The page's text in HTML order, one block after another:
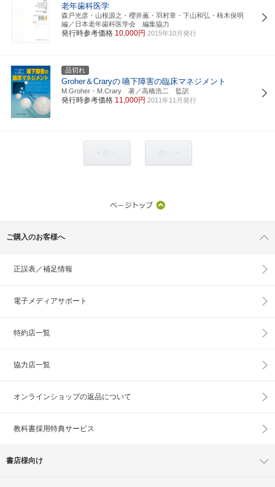
老年歯科医学
森戸光彦・山根源之・櫻井薫・羽村章・下山和弘・柿木保明
編／日本老年歯科医学会 編集協力
発行時参考価格 10,000円 2015年10月発行
品切れ
Groher＆Craryの 嚥下障害の臨床マネジメント
M.Groher・M.Crary 著／高橋浩二 監訳
発行時参考価格 11,000円 2011年11月発行
ご購入のお客様へ
正誤表／補足情報
電子メディアサポート
特約店一覧
協力店一覧
オンラインショップの返品について
教科書採用特典サービス
書店様向け